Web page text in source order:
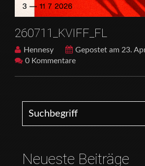
260711_KVIFF_FL
Hennesy
Gepostet am 23.
0 Kommentare
Search for:
Neueste Beiträge